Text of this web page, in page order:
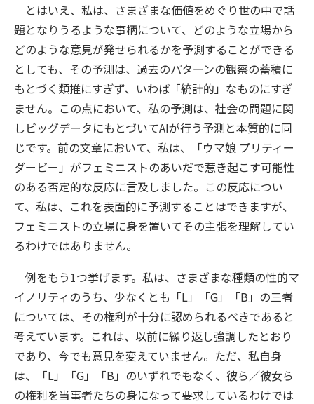
とはいえ、私は、さまざまな価値をめぐり世の中で話
題となりうるような事柄について、どのような立場から
どのような意見が発せられるかを予測することができる
としても、その予測は、過去のパターンの観察の蓄積に
もとづく類推にすぎず、いわば「統計的」なものにすぎ
ません。この点において、私の予測は、社会の問題に関
しビッグデータにもとづいてAIが行う予測と本質的に同
じです。前の文章において、私は、「ウマ娘 プリティー
ダービー」がフェミニストのあいだで惹き起こす可能性
のある否定的な反応に言及しました。この反応につい
て、私は、これを表面的に予測することはできますが、
フェミニストの立場に身を置いてその主張を理解してい
るわけではありません。
例をもう1つ挙げます。私は、さまざまな種類の性的マ
イノリティのうち、少なくとも「L」「G」「B」の三者
については、その権利が十分に認められるべきであると
考えています。これは、以前に繰り返し強調したとおり
であり、今でも意見を変えていません。ただ、私自身
は、「L」「G」「B」のいずれでもなく、彼ら／彼女ら
の権利を当事者たちの身になって要求しているわけでは